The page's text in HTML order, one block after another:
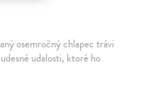
osemročný chlapec trávi
udalosti, ktoré ho